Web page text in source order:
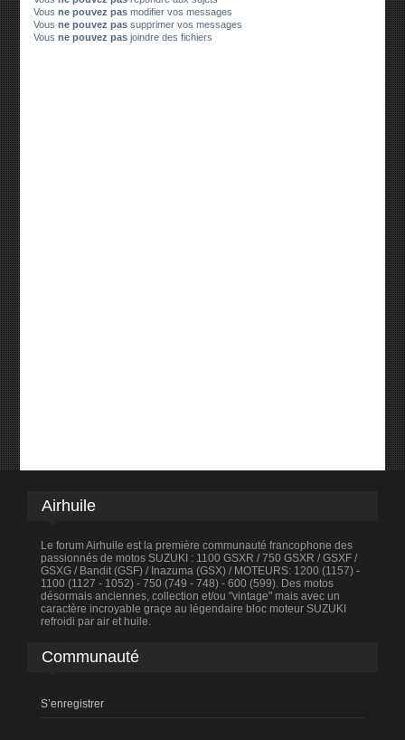
Vousne pouvez pas modifier vos messages
Vousne pouvez pas supprimer vos messages
Vousne pouvez pas joindre des fichiers
Airhuile
Le forum Airhuile est la première communauté francophone des
passionnés de motos SUZUKI : 1100 GSXR / 750 GSXR / GSXF /
GSXG / Bandit (GSF) / Inazuma (GSX) / MOTEURS: 1200 (1157) -
1100 (1127 - 1052) - 750 (749 - 748) - 600 (599). Des motos
désormais anciennes, collection et/ou "vintage" mais avec un
caractère incroyable graçe au légendaire bloc moteur SUZUKI
refroidi par air et huile.
Communauté
S’enregistrer